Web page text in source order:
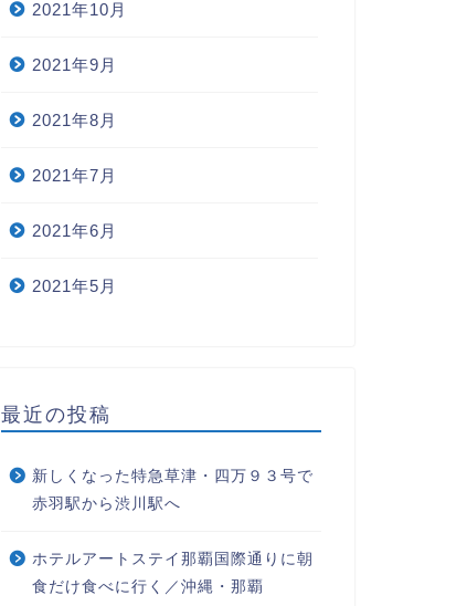
2021年10月
2021年9月
2021年8月
2021年7月
2021年6月
2021年5月
最近の投稿
新しくなった特急草津・四万９３号で
赤羽駅から渋川駅へ
ホテルアートステイ那覇国際通りに朝
食だけ食べに行く／沖縄・那覇